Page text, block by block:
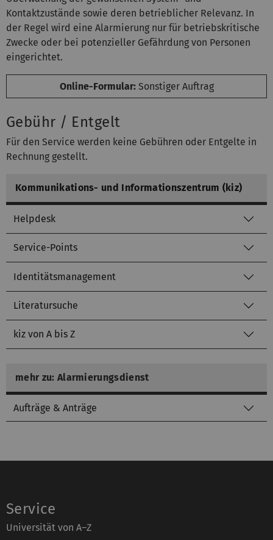
Kontaktzustände sowie deren betrieblicher Relevanz. In
der Regel wird eine Alarmierung nur für betriebskritische
Zwecke oder bei potenzieller Gefährdung von Personen
eingerichtet.
Online-Formular:Sonstiger Auftrag
Gebühr / Entgelt
Für den Service werden keine Gebühren oder Entgelte in
Rechnung gestellt.
Kommunikations- und Informationszentrum (kiz)
Helpdesk
Service-Points
Identitätsmanagement
Literatursuche
kiz von A bis Z
mehr zu: Alarmierungsdienst
Aufträge & Anträge
Service
Universität von A–Z